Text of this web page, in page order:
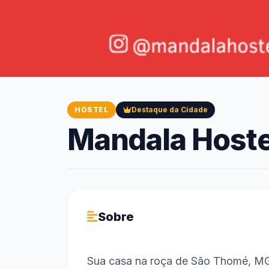
HOSTEL Destaque da Cidade
Mandala
Sobre
Sua casa na roça de São Thomé,